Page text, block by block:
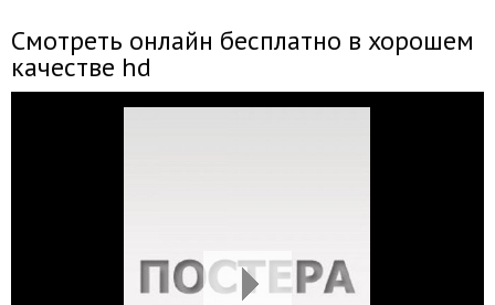
Смотреть онлайн бесплатно в хорошем
качестве hd